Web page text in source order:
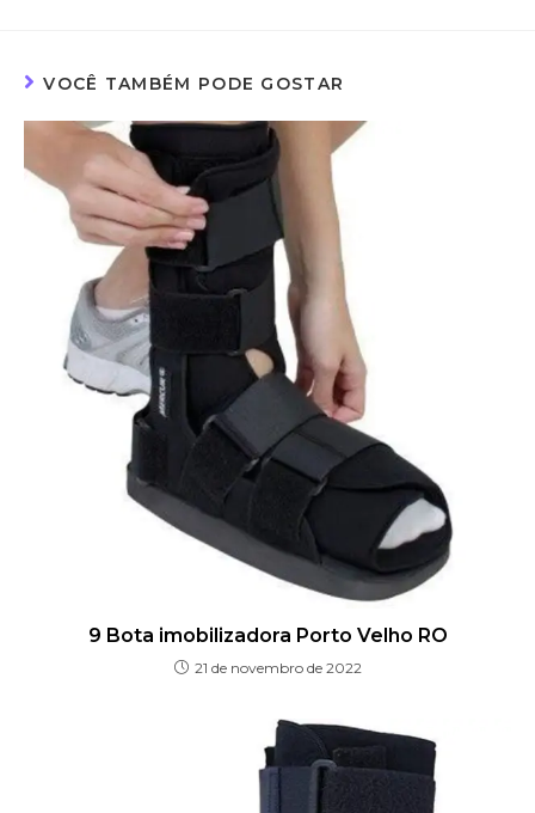
VOCÊ TAMBÉM PODE GOSTAR
9 Bota imobilizadora Porto Velho RO
21 de novembro de 2022